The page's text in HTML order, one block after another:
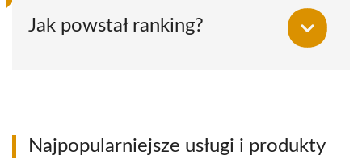
Jak powstał ranking?
Najpopularniejsze usługi i produkty